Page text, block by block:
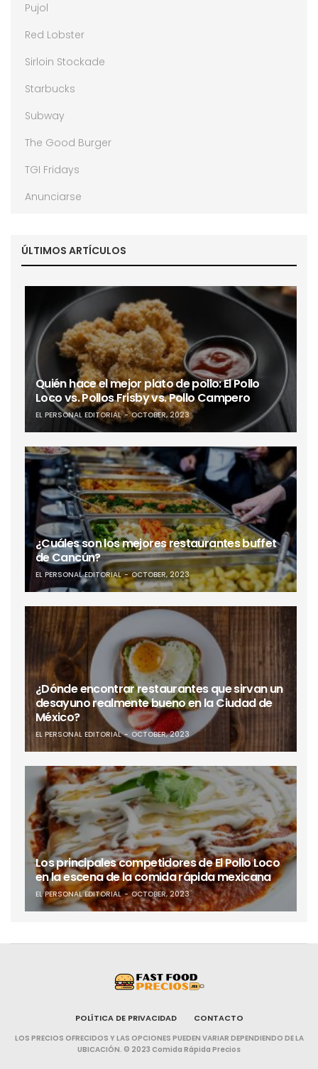
Pujol
Red Lobster
Sirloin Stockade
Starbucks
Subway
The Good Burger
TGI Fridays
Anunciarse
ÚLTIMOS ARTÍCULOS
Quién hace el mejor plato de pollo: El Pollo
Loco vs. Pollos Frisby vs. Pollo Campero
EL PERSONAL EDITORIAL OCTOBER, 2023
¿Cuáles son los mejores restaurantes buffet
de Cancún?
EL PERSONAL EDITORIAL OCTOBER, 2023
¿Dónde encontrar restaurantes que sirvan un
desayuno realmente bueno en la Ciudad de
México?
EL PERSONAL EDITORIAL OCTOBER, 2023
Los principales competidores de El Pollo Loco
en la escena de la comida rápida mexicana
EL PERSONAL EDITORIAL OCTOBER, 2023
POLÍTICA DE PRIVACIDAD CONTACTO
LOS PRECIOS OFRECIDOS Y LAS OPCIONES PUEDEN VARIAR DEPENDIENDO DE LA
UBICACIÓN. © 2023 Comida Rápida Precios